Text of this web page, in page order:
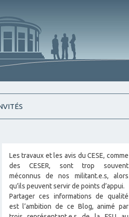
Les travaux et les avis du CESE, comme
des CESER, sont trop souvent
méconnus de nos militant.e.s, alors
qu’ils peuvent servir de points d’appui.
Partager ces informations de qualité
est l’ambition de ce Blog, animé par